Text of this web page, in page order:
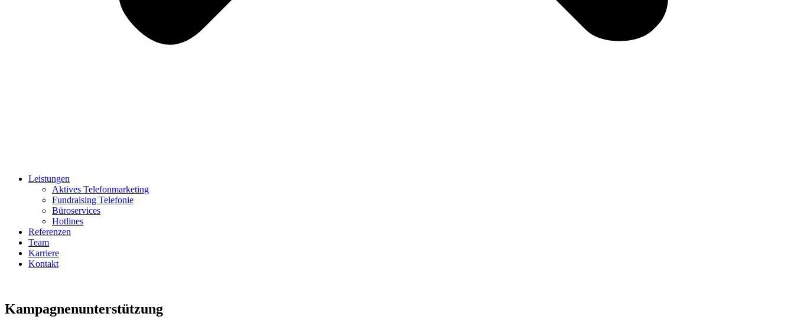
Leistungen
Aktives Telefonmarketing
Fundraising Telefonie
Büroservices
Hotlines
Referenzen
Team
Karriere
Kontakt
Kampagnenunterstützung